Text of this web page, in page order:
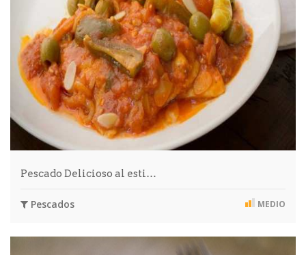
Pescado Delicioso al esti…
Pescados MEDIO